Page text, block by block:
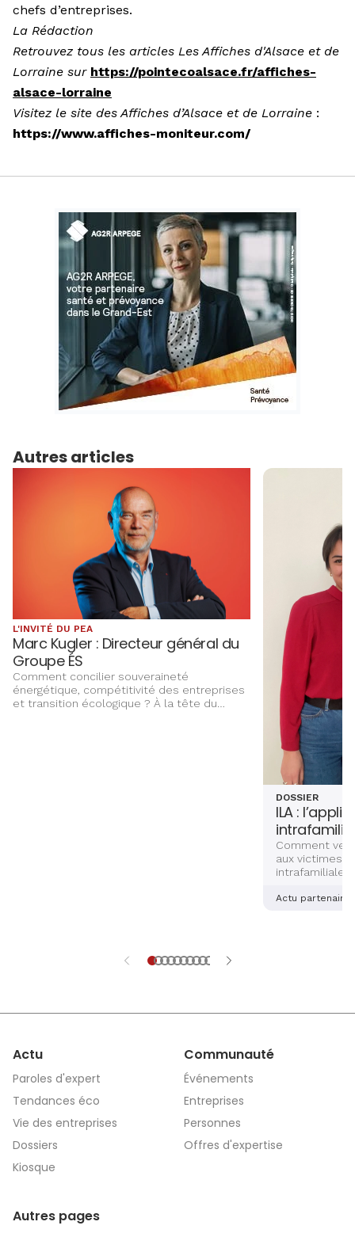
chefs d’entreprises.
La Rédaction
Retrouvez tous les articles Les Affiches d'Alsace et de
Lorraine sur https://pointecoalsace.fr/affiches-
alsace-lorraine
Visitez le site des Affiches d’Alsace et de Lorraine :
https://www.affiches-moniteur.com/
Autres articles
L'INVITÉ DU PEA
Marc Kugler : Directeur général du
Groupe ÉS
Comment concilier souveraineté
énergétique, compétitivité des entreprises
et transition écologique ? À la tête du
DOSSIER
ILA :
Comment
aux victimes
alsaciennes
Actu partenaire
Actu
Paroles d'expert
Tendances éco
Vie des entreprises
Dossiers
Kiosque
Communauté
Événements
Entreprises
Personnes
Offres d'expertise
Autres pages